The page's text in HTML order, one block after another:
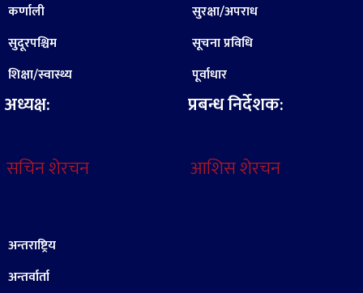
कर्णाली
सुदूरपश्चिम
शिक्षा/स्वास्थ्य
अध्यक्ष:
सचिन शेरचन
सुरक्षा/अपराध
सूचना प्रविधि
पूर्वाधार
प्रबन्ध निर्देशक:
आशिस शेरचन
अन्तराष्ट्रिय
अन्तर्वार्ता